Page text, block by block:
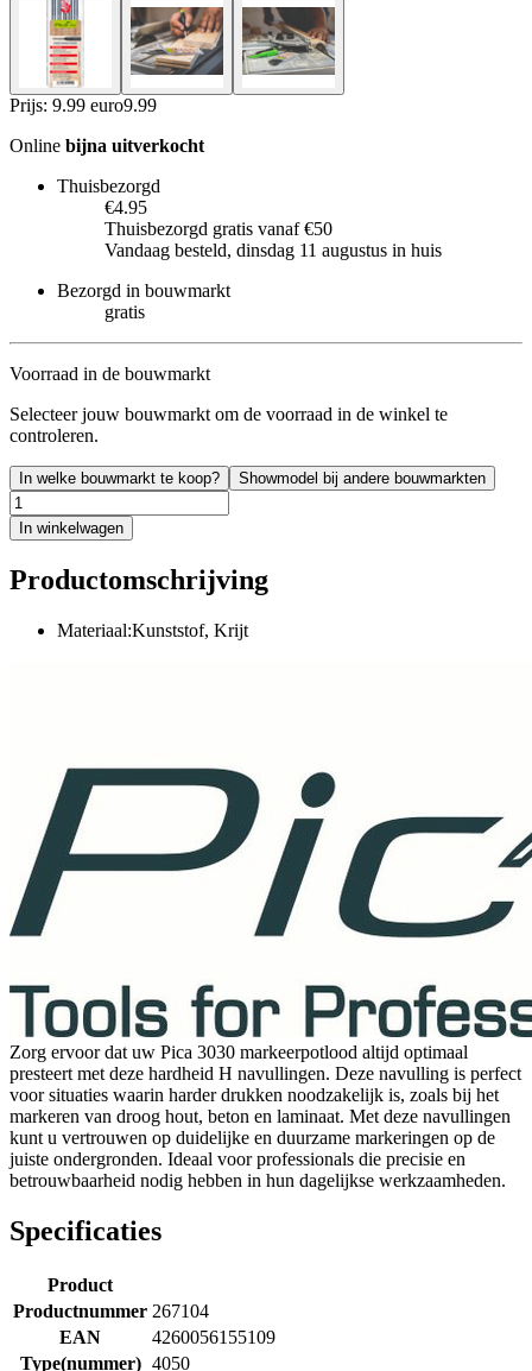
Prijs: 9.99 euro9.99
Online bijna uitverkocht
Thuisbezorgd
€4.95
Thuisbezorgd gratis vanaf €50
Vandaag besteld, dinsdag 11 augustus in huis
Bezorgd in bouwmarkt
gratis
Voorraad in de bouwmarkt
Selecteer jouw bouwmarkt om de voorraad in de winkel te
controleren.
In welke bouwmarkt te koop? Showmodel bij andere bouwmarkten
In winkelwagen
Productomschrijving
Materiaal:Kunststof, Krijt
Zorg ervoor dat uw Pica 3030 markeerpotlood altijd optimaal
presteert met deze hardheid H navullingen. Deze navulling is perfect
voor situaties waarin harder drukken noodzakelijk is, zoals bij het
markeren van droog hout, beton en laminaat. Met deze navullingen
kunt u vertrouwen op duidelijke en duurzame markeringen op de
juiste ondergronden. Ideaal voor professionals die precisie en
betrouwbaarheid nodig hebben in hun dagelijkse werkzaamheden.
Specificaties
Product
Productnummer 267104
EAN
4260056155109
Type(nummer) 4050